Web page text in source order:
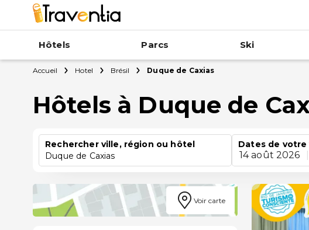
Hôtels Parcs Ski
Accueil Hotel Brésil Duque de Caxias
Hôtels à Duque de
Rechercher ville, région ou hôtel
Duque de Caxias
Dates de votre
14 août 2026
Voir carte